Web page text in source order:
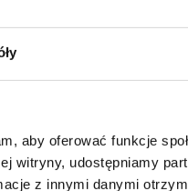
aby oferować funkcje
witryny, udostępniamy
z innymi danymi